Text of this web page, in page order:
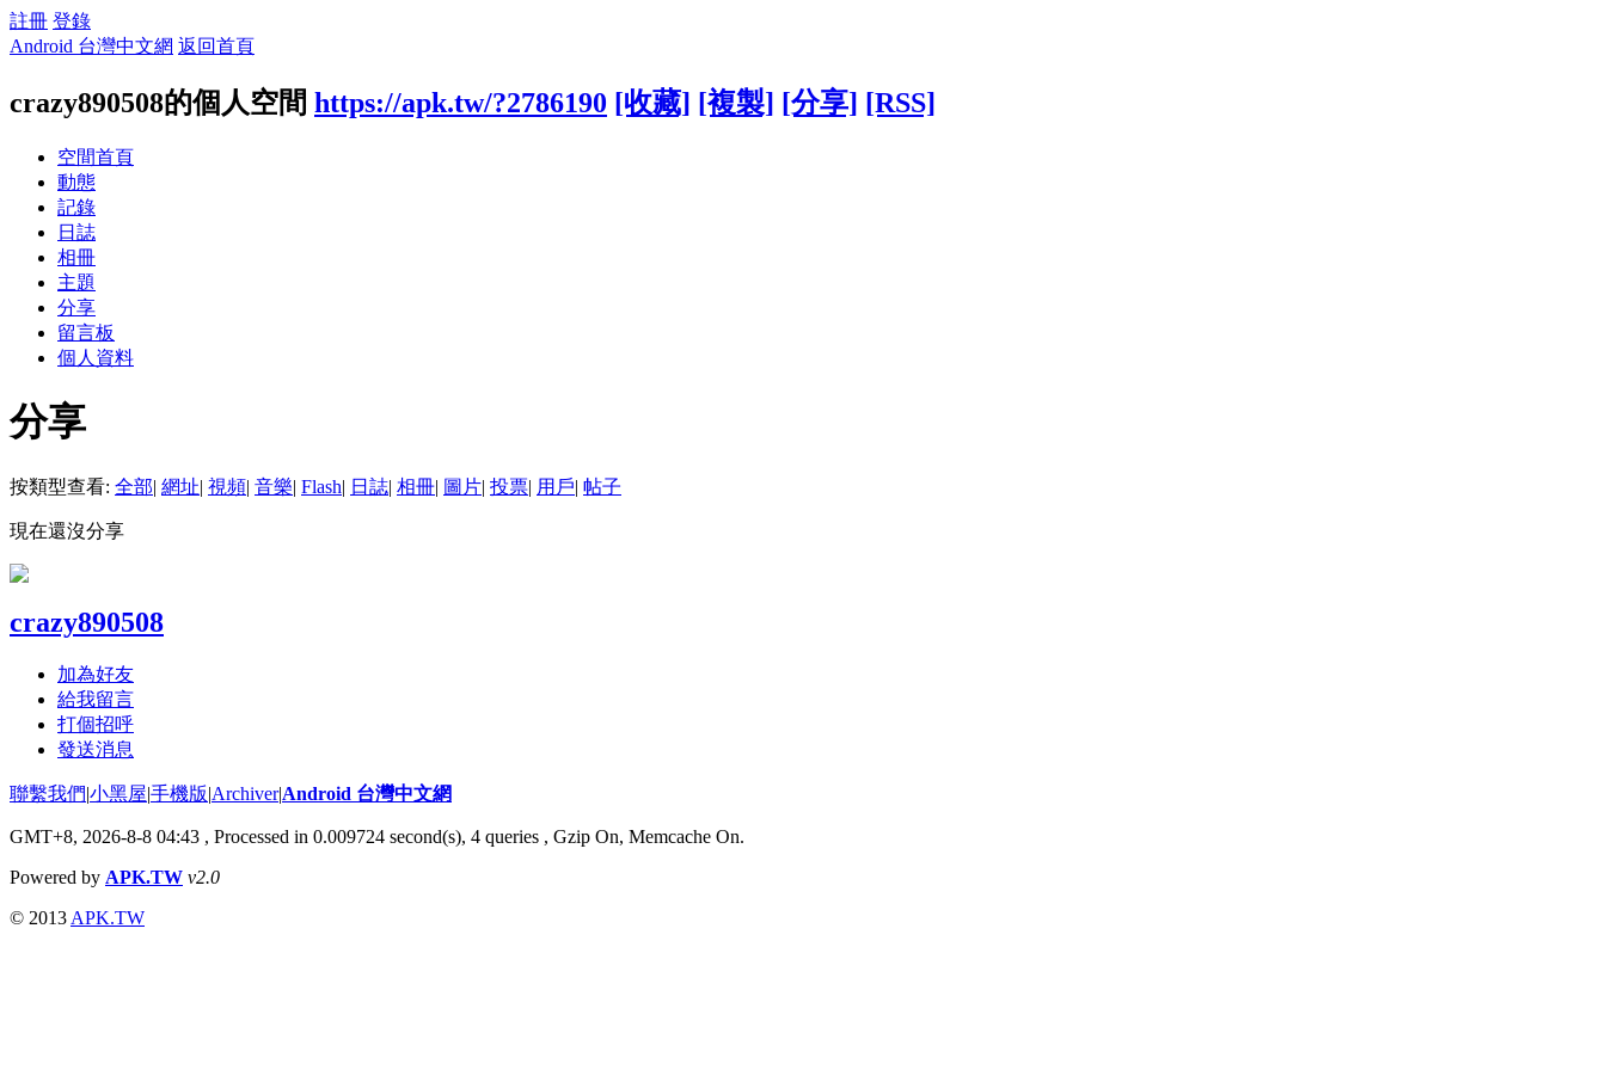
註冊 登錄
Android 台灣中文網 返回首頁
crazy890508的個人空間 https://apk.tw/?2786190 [收藏] [複製] [分享] [RSS]
空間首頁
動態
記錄
日誌
相冊
主題
分享
留言板
個人資料
分享
按類型查看: 全部| 網址| 視頻| 音樂| Flash| 日誌| 相冊| 圖片| 投票| 用戶| 帖子
現在還沒分享
crazy890508
加為好友
給我留言
打個招呼
發送消息
聯繫我們|小黑屋|手機版|Archiver|Android 台灣中文網
GMT+8, 2026-8-8 04:43 , Processed in 0.009724 second(s), 4 queries , Gzip On, Memcache On.
Powered by APK.TW v2.0
© 2013 APK.TW